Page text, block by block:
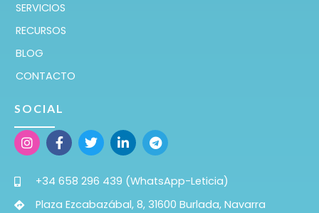
SERVICIOS
RECURSOS
BLOG
CONTACTO
SOCIAL
+34 658 296 439 (WhatsApp-Leticia)
Plaza Ezcabazábal, 8, 31600 Burlada, Navarra